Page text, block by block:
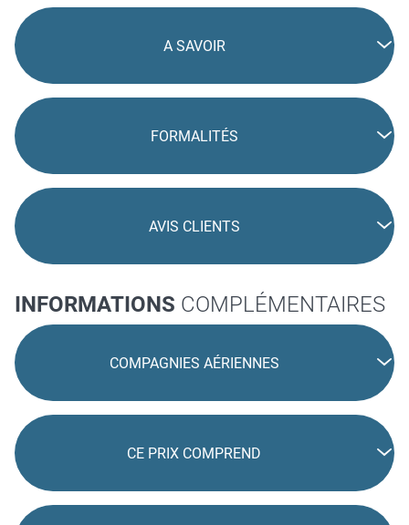
A SAVOIR
FORMALITÉS
AVIS CLIENTS
INFORMATIONS COMPLÉMENTAIRES
COMPAGNIES AÉRIENNES
CE PRIX COMPREND